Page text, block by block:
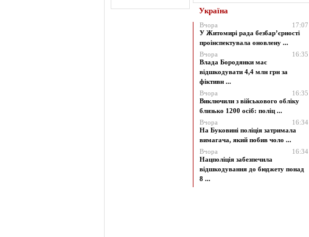
Україна
Вчора
17:07
У Житомирі рада безбар’єрності
проінспектувала оновлену ...
Вчора
16:35
Влада Бородянки має
відшкодувати 4,4 млн грн за
фіктивн ...
Вчора
16:35
Виключили з військового обліку
близько 1200 осіб: поліц ...
Вчора
16:34
На Буковині поліція затримала
вимагача, який побив чоло ...
Вчора
16:34
Нацполіція забезпечила
відшкодування до бюджету понад
8 ...